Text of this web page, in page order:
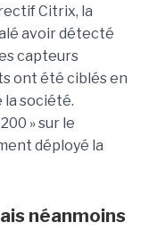
Citrix, la
avoir détecté
capteurs
ont été ciblés en
la société.
» sur le
déployé la
néanmoins